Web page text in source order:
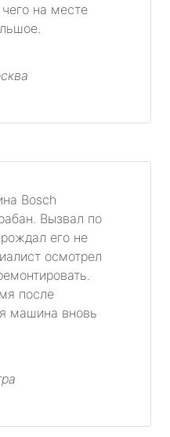
на месте
Bosch
Вызвал по
его не
осмотрел
после
машина вновь